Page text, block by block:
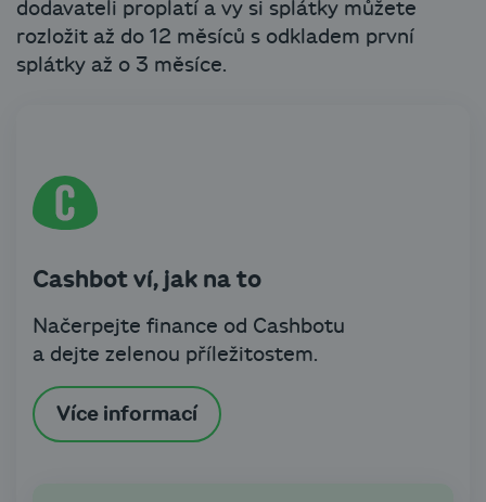
dodavateli proplatí a vy si splátky můžete
rozložit až do 12 měsíců s odkladem první
splátky až o 3 měsíce.
Cashbot ví, jak na to
Načerpejte finance od Cashbotu
a dejte zelenou příležitostem.
Více informací